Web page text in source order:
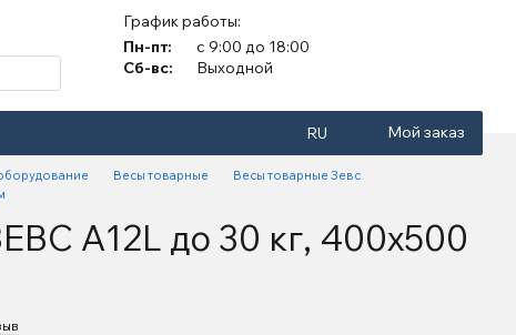
График работы:
Пн-пт:
с 9:00 до 18:00
Сб-вс:
Выходной
RU Мой заказ
Весы товарные
Весы товарные Зевс
A12L до 30 кг, 400х500